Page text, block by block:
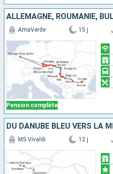
Pension complète
AmaVerde 15 j
MS Vivaldi 12 j